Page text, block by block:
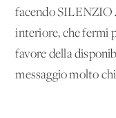
facendo
interiore, che fermi
favore della
messaggio molto